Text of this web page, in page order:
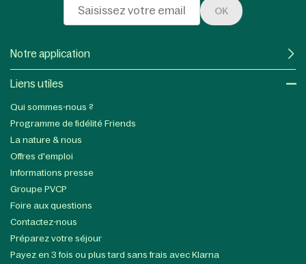
OK
Notre application
Liens utiles​
Qui sommes-nous ?
Programme de fidélité Friends
La nature & nous
Offres d'emploi
Informations presse
Groupe PVCP
Foire aux questions
Contactez-nous
Préparez votre séjour
Payez en 3 fois ou plus tard sans frais avec Klarna